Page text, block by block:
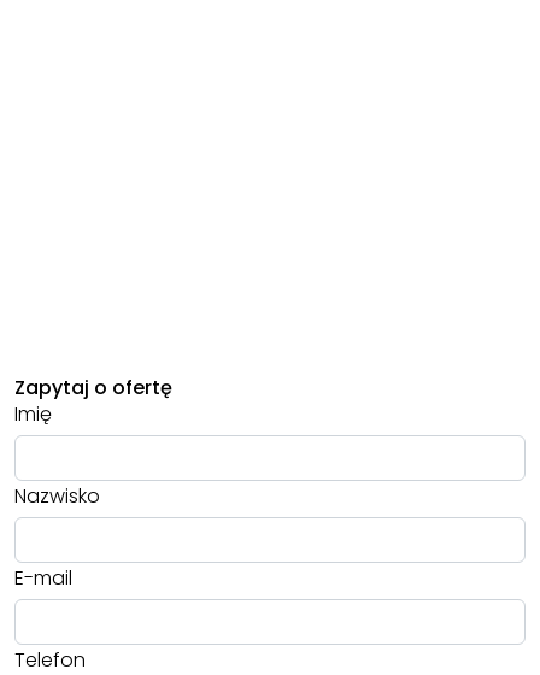
Zapytaj o ofertę
Imię
Nazwisko
E-mail
Telefon